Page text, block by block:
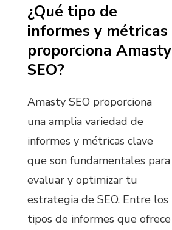
¿Qué tipo de
informes y métricas
proporciona Amasty
SEO?
Amasty SEO proporciona
una amplia variedad de
informes y métricas clave
que son fundamentales para
evaluar y optimizar tu
estrategia de SEO. Entre los
tipos de informes que ofrece